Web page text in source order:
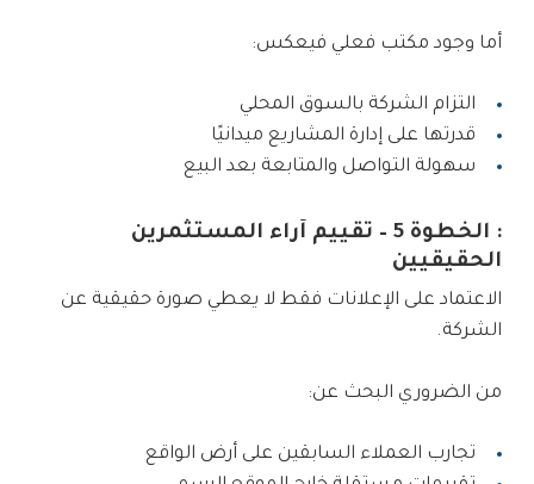
أما وجود مكتب فعلي فيعكس:
التزام الشركة بالسوق المحلي
قدرتها على إدارة المشاريع ميدانيًا
سهولة التواصل والمتابعة بعد البيع
: الخطوة 5 – تقييم آراء المستثمرين
الحقيقيين
الاعتماد على الإعلانات فقط لا يعطي صورة حقيقية عن
الشركة.
من الضروري البحث عن:
تجارب العملاء السابقين على أرض الواقع